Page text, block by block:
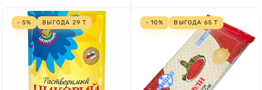
- 5% ВЫГОДА 29 Т - 10% ВЫГОДА 65 Т